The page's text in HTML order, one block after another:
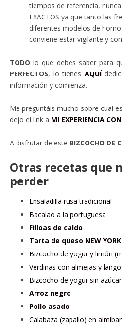
tiempos de referencia,
EXACTOS ya que tanto las
diferentes modelos de
conviene estar vigilante y
TODO lo que debes saber para
PERFECTOS, lo tienes AQUÍ
información y comienza.
Me preguntáis mucho sobre cual
dejo el link a MI EXPERIENCIA
A disfrutar de este BIZCOCHO DE
Otras recetas que
perder
Ensaladilla rusa tradicional
Bacalao a la portuguesa
Filloas de caldo
Tarta de queso NEW
Bizcocho de yogur y limón
Verdinas con almejas y
Bizcocho de yogur sin azúcar
Arroz negro
Pollo asado
Calabaza (zapallo) en almíbar